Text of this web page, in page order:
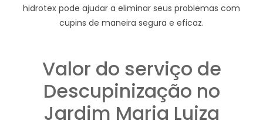
hidrotex pode ajudar a eliminar seus problemas com
cupins de maneira segura e eficaz.
Valor do serviço de
Descupinização no
Jardim Maria Luiza